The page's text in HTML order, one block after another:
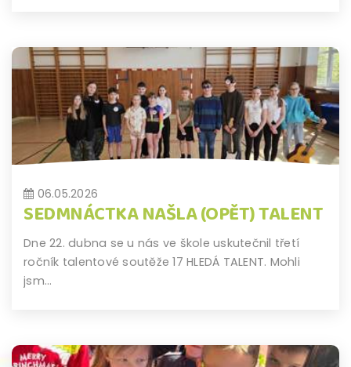
06.05.2026
SEDMNÁCTKA NAŠLA (OPĚT) TALENT
Dne 22. dubna se u nás ve škole uskutečnil třetí
ročník talentové soutěže 17 HLEDÁ TALENT. Mohli
jsm...